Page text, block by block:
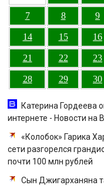
7 8 9
14 15 16
21 22 23
28 29 30
Катерина Гордеева
интернете - Новости на
«Колобок» Гарика
сети разгорелся
почти 100 млн рублей
Сын Джигарханяна